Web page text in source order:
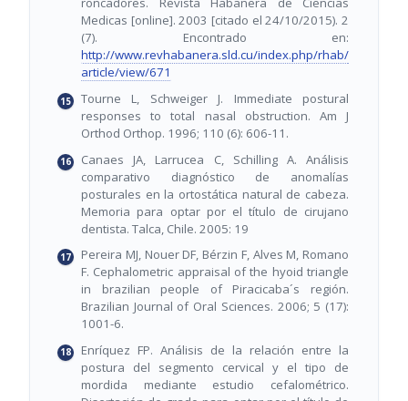
Medicas [online]. 2003 [citado el 24/10/2015). 2
(7). Encontrado en:
http://www.revhabanera.sld.cu/index.php/rhab/
article/view/671
Tourne L, Schweiger J. Immediate postural
responses to total nasal obstruction. Am J
Orthod Orthop. 1996; 110 (6): 606-11.
Canaes JA, Larrucea C, Schilling A. Análisis
comparativo diagnóstico de anomalías
posturales en la ortostática natural de cabeza.
Memoria para optar por el título de cirujano
dentista. Talca, Chile. 2005: 19
Pereira MJ, Nouer DF, Bérzin F, Alves M, Romano
F. Cephalometric appraisal of the hyoid triangle
in brazilian people of Piracicaba´s región.
Brazilian Journal of Oral Sciences. 2006; 5 (17):
1001-6.
Enríquez FP. Análisis de la relación entre la
postura del segmento cervical y el tipo de
mordida mediante estudio cefalométrico.